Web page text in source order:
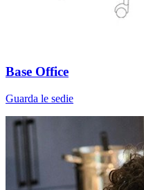
Base Office
Guarda le sedie